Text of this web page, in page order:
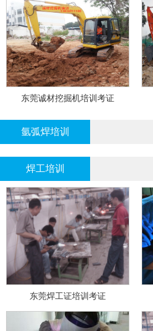
东莞诚材挖掘机培训考证
氩弧焊培训
焊工培训
东莞焊工证培训考证